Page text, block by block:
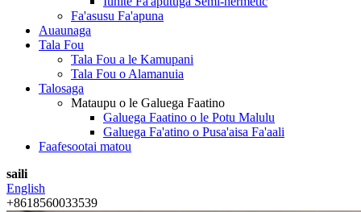
Fa'asusu Fa'apuna
Auaunaga
Tala Fou
Tala Fou a le Kamupani
Tala Fou o Alamanuia
Talosaga
Mataupu o le Galuega Faatino
Galuega Faatino o le Potu Malulu
Galuega Fa'atino o Pusa'aisa Fa'aali
Faafesootai matou
saili
English
+8618560033539